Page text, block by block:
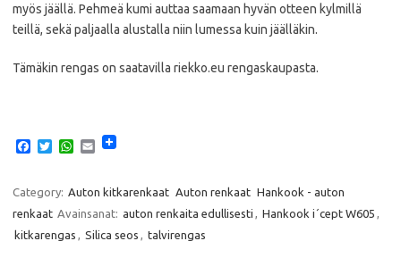
myös jäällä. Pehmeä kumi auttaa saamaan hyvän otteen kylmillä
teillä, sekä paljaalla alustalla niin lumessa kuin jäälläkin.
Tämäkin rengas on saatavilla riekko.eu rengaskaupasta.
e
b
o
o
T
t
t
e
r
W
t
A
p
p
E
i
Category: Auton kitkarenkaat Auton renkaat Hankook - auton
renkaat Avainsanat: auton renkaita edullisesti Hankook i´cept W605
kitkarengas
Silica seos talvirengas